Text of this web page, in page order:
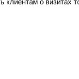
клиентам о